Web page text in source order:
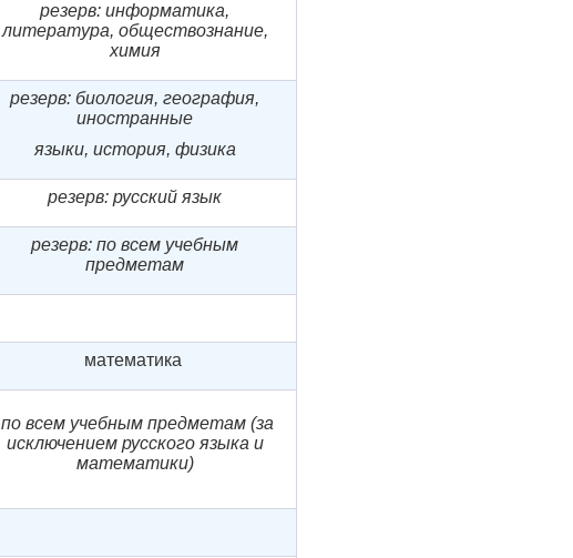
резерв: информатика,
литература, обществознание,
химия
резерв: биология, география,
иностранные
языки, история, физика
резерв: русский язык
резерв: по всем учебным
предметам
математика
по всем учебным предметам (за
исключением русского языка и
математики)